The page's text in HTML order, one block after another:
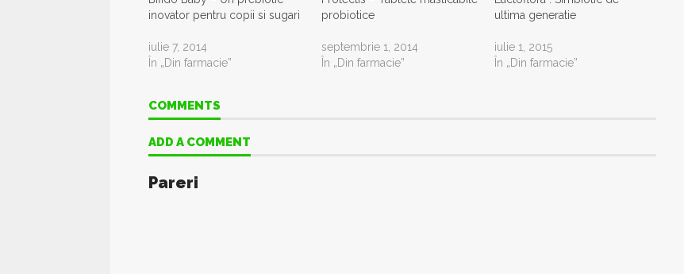
inovator pentru copii si sugari
iulie 7, 2014
În „Din farmacie”
probiotice
septembrie 1, 2014
În „Din farmacie”
ultima generatie
iulie 1, 2015
În „Din farmacie”
COMMENTS
ADD A COMMENT
Pareri